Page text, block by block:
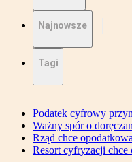
Najnowsze
Tagi
Podatek cyfrowy
Ważny spór o
Rząd chce
Resort cyfryzacji chce